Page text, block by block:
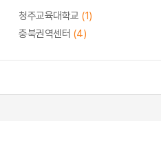
청주교육대학교 (1)
충북권역센터 (4)